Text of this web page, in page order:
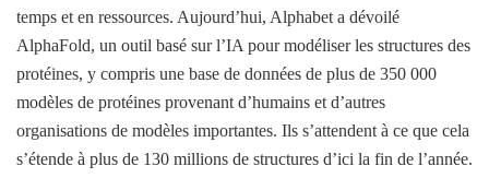
temps et en ressources. Aujourd’hui, Alphabet a dévoilé
AlphaFold, un outil basé sur l’IA pour modéliser les structures des
protéines, y compris une base de données de plus de 350 000
modèles de protéines provenant d’humains et d’autres
organisations de modèles importantes. Ils s’attendent à ce que cela
s’étende à plus de 130 millions de structures d’ici la fin de l’année.